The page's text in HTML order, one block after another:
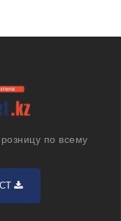
по всему